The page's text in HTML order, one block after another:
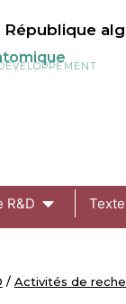
République
R&D
/ Activités de